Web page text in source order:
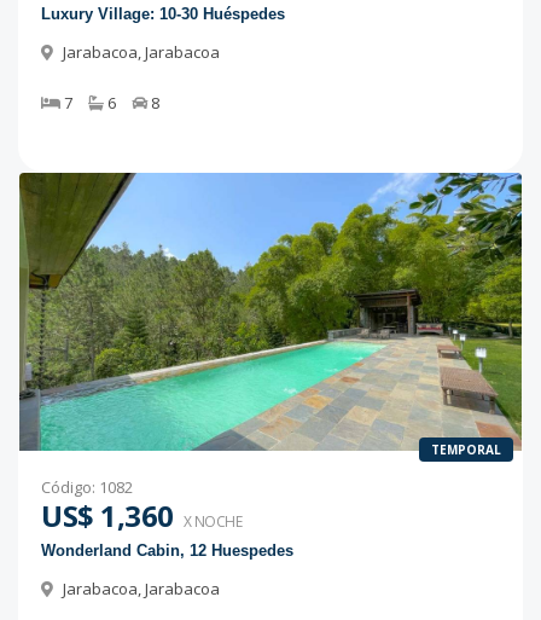
Luxury Village: 10-30 Huéspedes
Jarabacoa,Jarabacoa
7 6 8
TEMPORAL
Código: 1082
US$ 1,360 X NOCHE
Wonderland Cabin, 12 Huespedes
Jarabacoa,Jarabacoa